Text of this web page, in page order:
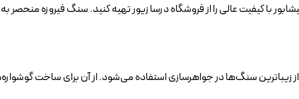
با کیفیت عالی را از فروشگاه درسا زیور تهیه کنید. سنگ فیروزه منحصر
زیباترین سنگ‌ها در جواهرسازی استفاده می‌شود. از آن برای ساخت